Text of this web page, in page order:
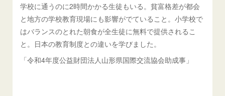
学校に通うのに2時間かかる生徒もいる。貧富格差が都会
と地方の学校教育現場にも影響がでていること。小学校で
はバランスのとれた朝食が全生徒に無料で提供されるこ
と。日本の教育制度との違いを学びました。
「令和4年度公益財団法人山形県国際交流協会助成事」